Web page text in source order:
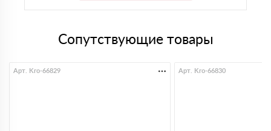
Сопутствующие товары
Арт. Kro-66829 Арт. Kro-66830